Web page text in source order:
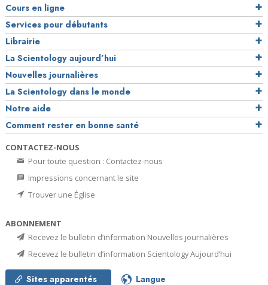
Cours en ligne
Services pour débutants
Librairie
La Scientology aujourd’hui
Nouvelles journalières
La Scientology dans le monde
Notre aide
Comment rester en bonne santé
CONTACTEZ-NOUS
Pour toute question : Contactez-nous
Impressions concernant le site
Trouver une Église
ABONNEMENT
Recevez le bulletin d’information Nouvelles journalières
Recevez le bulletin d’information Scientology Aujourd’hui
Sites apparentés Langue